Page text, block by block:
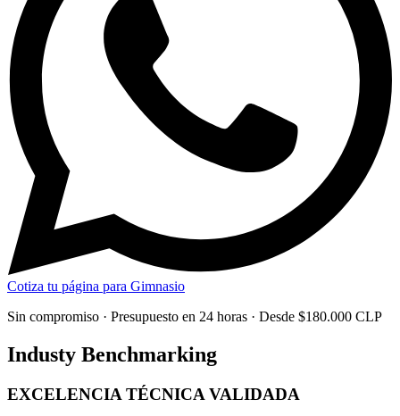
Cotiza tu página para Gimnasio
Sin compromiso · Presupuesto en 24 horas · Desde $180.000 CLP
Industy Benchmarking
EXCELENCIA TÉCNICA VALIDADA